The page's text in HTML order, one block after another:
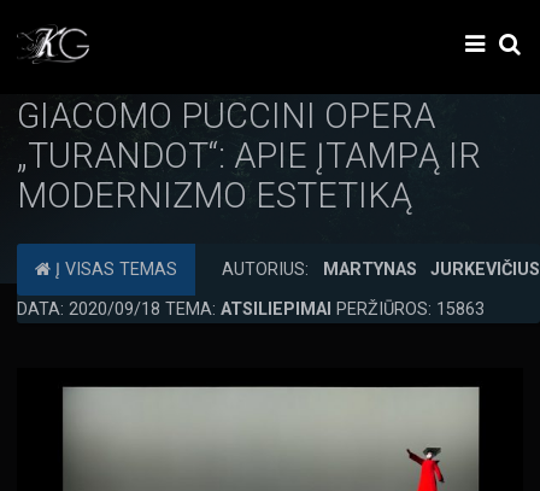
GIACOMO PUCCINI OPERA
„TURANDOT“: APIE ĮTAMPĄ IR
MODERNIZMO ESTETIKĄ
Į VISAS TEMAS AUTORIUS:
MARTYNAS JURKEVIČIUS
DATA: 2020/09/18 TEMA: ATSILIEPIMAI PERŽIŪROS: 15863